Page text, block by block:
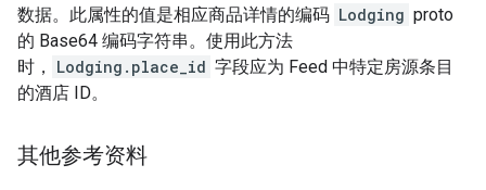
数据。此属性的值是相应商品详情的编码 Lodging proto
的 Base64 编码字符串。使用此方法
时，
Lodging.place_id 字段应为 Feed 中特定房源条目
的酒店 ID。
其他参考资料